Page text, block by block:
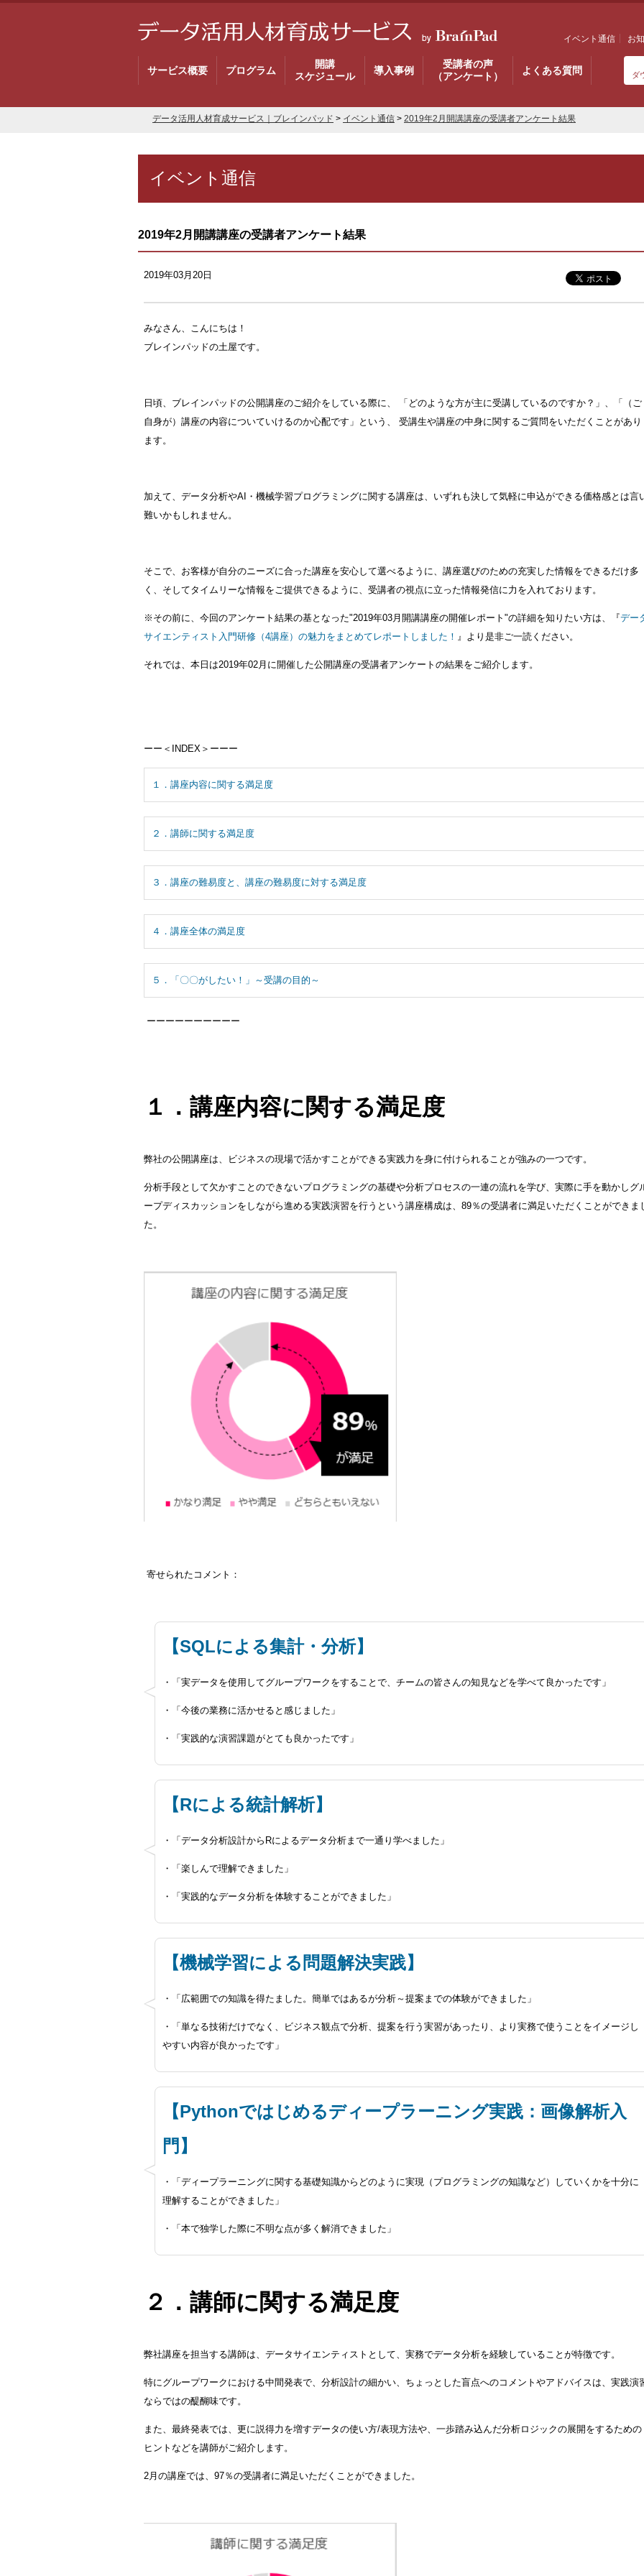
イベント通信 お
サービス概要 プログラム
開講
スケジュール
導入事例
受講者の声
（アンケート）
よくある質問 ダ
データ活用人材育成サービス｜ブレインパッド > イベント通信 > 2019年2月開講講座の受講者アンケート結果
イベント通信
2019年2月開講講座の受講者アンケート結果
2019年03月20日
みなさん、こんにちは！
ブレインパッドの土屋です。
日頃、ブレインパッドの公開講座のご紹介をしている際に、 「どのような方が主に受講しているのですか？」、「（ご
自身が）講座の内容についていけるのか心配です」という、 受講生や講座の中身に関するご質問をいただくことがあり
ます。
加えて、データ分析やAI・機械学習プログラミングに関する講座は、いずれも決して気軽に申込ができる価格感とは言
難いかもしれません。
そこで、お客様が自分のニーズに合った講座を安心して選べるように、講座選びのための充実した情報をできるだけ多
く、そしてタイムリーな情報をご提供できるように、受講者の視点に立った情報発信に力を入れております。
※その前に、今回のアンケート結果の基となった"2019年03月開講講座の開催レポート"の詳細を知りたい方は、『デー
サイエンティスト入門研修（4講座）の魅力をまとめてレポートしました！ 』より是非ご一読ください。
それでは、本日は2019年02月に開催した公開講座の受講者アンケートの結果をご紹介します。
ーー＜INDEX＞ーーー
１．講座内容に関する満足度
２．講師に関する満足度
３．講座の難易度と、講座の難易度に対する満足度
４．講座全体の満足度
５．「〇〇がしたい！」～受講の目的～
ーーーーーーーーーー
１．講座内容に関する満足度
弊社の公開講座は、ビジネスの現場で活かすことができる実践力を身に付けられることが強みの一つです。
分析手段として欠かすことのできないプログラミングの基礎や分析プロセスの一連の流れを学び、実際に手を動かしグ
ープディスカッションをしながら進める実践演習を行うという講座構成は、89％の受講者に満足いただくことができま
た。
寄せられたコメント：
【SQLによる集計・分析】
・「実データを使用してグループワークをすることで、チームの皆さんの知見などを学べて良かったです」
・「今後の業務に活かせると感じました」
・「実践的な演習課題がとても良かったです」
【Rによる統計解析】
・「データ分析設計からRによるデータ分析まで一通り学べました」
・「楽しんで理解できました」
・「実践的なデータ分析を体験することができました」
【機械学習による問題解決実践】
・「広範囲での知識を得たました。簡単ではあるが分析～提案までの体験ができました」
・「単なる技術だけでなく、ビジネス観点で分析、提案を行う実習があったり、より実務で使うことをイメージし
やすい内容が良かったです」
【Pythonではじめるディープラーニング実践：画像解析入
門】
・「ディープラーニングに関する基礎知識からどのように実現（プログラミングの知識など）していくかを十分に
理解することができました」
・「本で独学した際に不明な点が多く解消できました」
２．講師に関する満足度
弊社講座を担当する講師は、データサイエンティストとして、実務でデータ分析を経験していることが特徴です。
特にグループワークにおける中間発表で、分析設計の細かい、ちょっとした盲点へのコメントやアドバイスは、実践演
ならではの醍醐味です。
また、最終発表では、更に説得力を増すデータの使い方/表現方法や、一歩踏み込んだ分析ロジックの展開をするための
ヒントなどを講師がご紹介します。
2月の講座では、97％の受講者に満足いただくことができました。